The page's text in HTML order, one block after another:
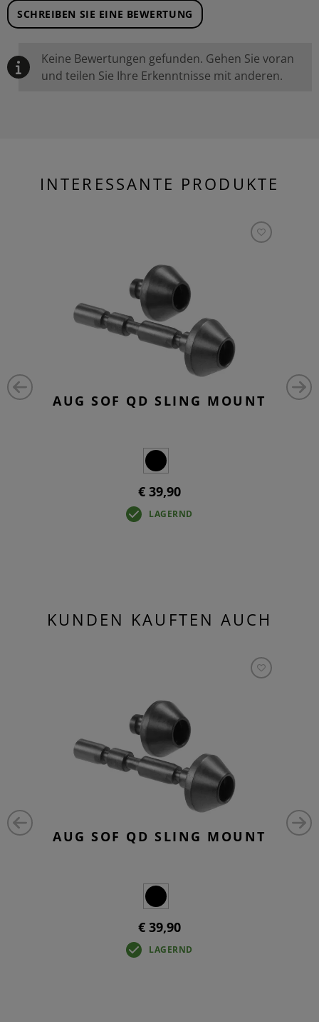
SCHREIBEN SIE EINE BEWERTUNG
Keine Bewertungen gefunden. Gehen Sie voran
und teilen Sie Ihre Erkenntnisse mit anderen.
INTERESSANTE PRODUKTE
AUG SOF QD SLING MOUNT
€ 39,90
LAGERND
KUNDEN KAUFTEN AUCH
AUG SOF QD SLING MOUNT
€ 39,90
LAGERND